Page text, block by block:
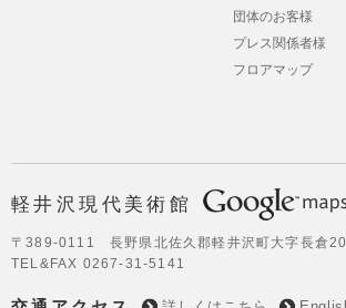
ざいました
【2024年度
代美術館は
までしばらく
2023.11.23
にありがと
団体のお客様
プレス関係者様
フロアマップ
軽井沢現代美術館
〒389-0111 長野県北佐久郡軽井沢町大字長倉
TEL&FAX 0267-31-5141